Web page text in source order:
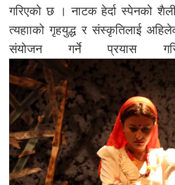
गरिएको छ । नाटक हेर्दा स्पेनको
त्यहााको गृहयुद्ध र संस्कृतिलाई
संयोजन गर्ने प्रयास